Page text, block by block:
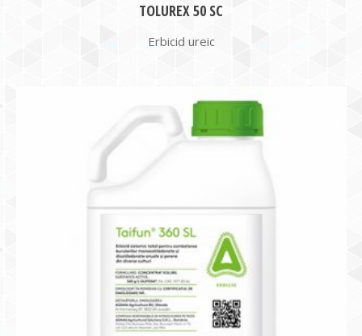
TOLUREX 50 SC
Erbicid ureic